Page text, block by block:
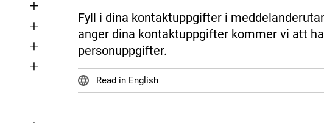
Fyll i dina kontaktuppgifter i
anger dina kontaktuppgifter kommer vi att
personuppgifter.
Read in English